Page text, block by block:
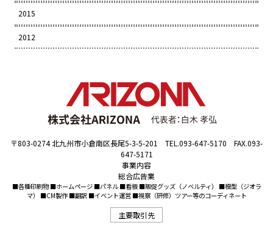
2015
2012
〒803-0274 北九州市小倉南区長尾5-3-5-201 TEL.093-647-5170 FAX.093-
647-5171
事業内容
総合広告業
■各種印刷物 ■ホームページ ■パネル ■看板 ■販促グッズ（ノベルティ） ■模型（ジオラ
マ） ■CM製作 ■翻訳 ■イベント運営 ■視察（研修）ツアー等のコーディネート
主要取引先